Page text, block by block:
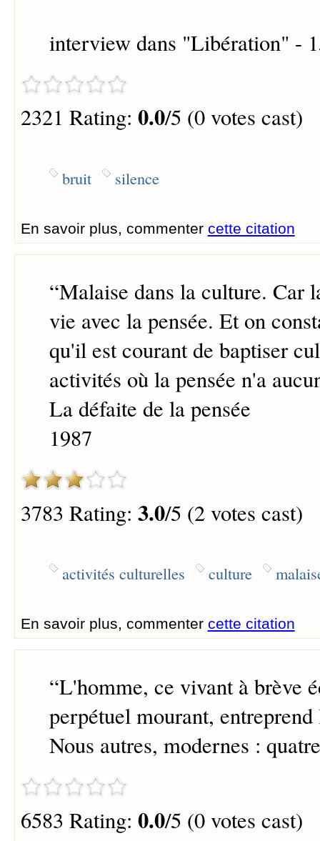
interview dans "Libération" -
2321 Rating: 0.0/5 (0 votes cast)
bruit silence
En savoir plus, commenter cette citation
“Malaise dans la culture. Car
vie avec la pensée. Et on
qu'il est courant de baptiser
activités où la pensée n'a
La défaite de la pensée
1987
3783 Rating: 3.0/5 (2 votes cast)
activités culturelles culture
En savoir plus, commenter cette citation
“L'homme, ce vivant à brève
perpétuel mourant,
Nous autres, modernes :
6583 Rating: 0.0/5 (0 votes cast)